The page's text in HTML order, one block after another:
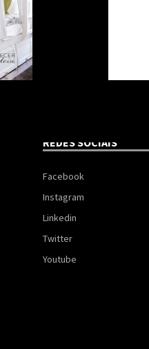
REDES SOCIAIS
Facebook
Instagram
Linkedin
Twitter
Youtube